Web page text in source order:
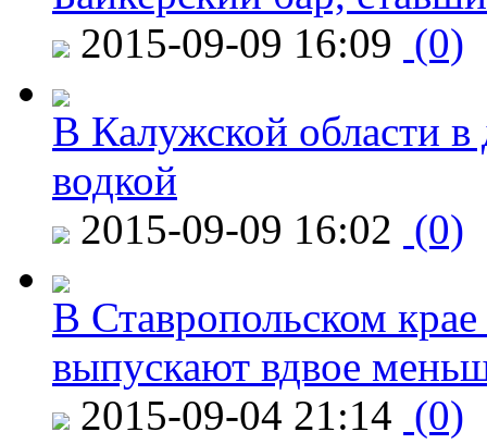
2015-09-09 16:09 (0)
В Калужской области в
водкой
2015-09-09 16:02 (0)
В Ставропольском
выпускают вдвое
2015-09-04 21:14 (0)